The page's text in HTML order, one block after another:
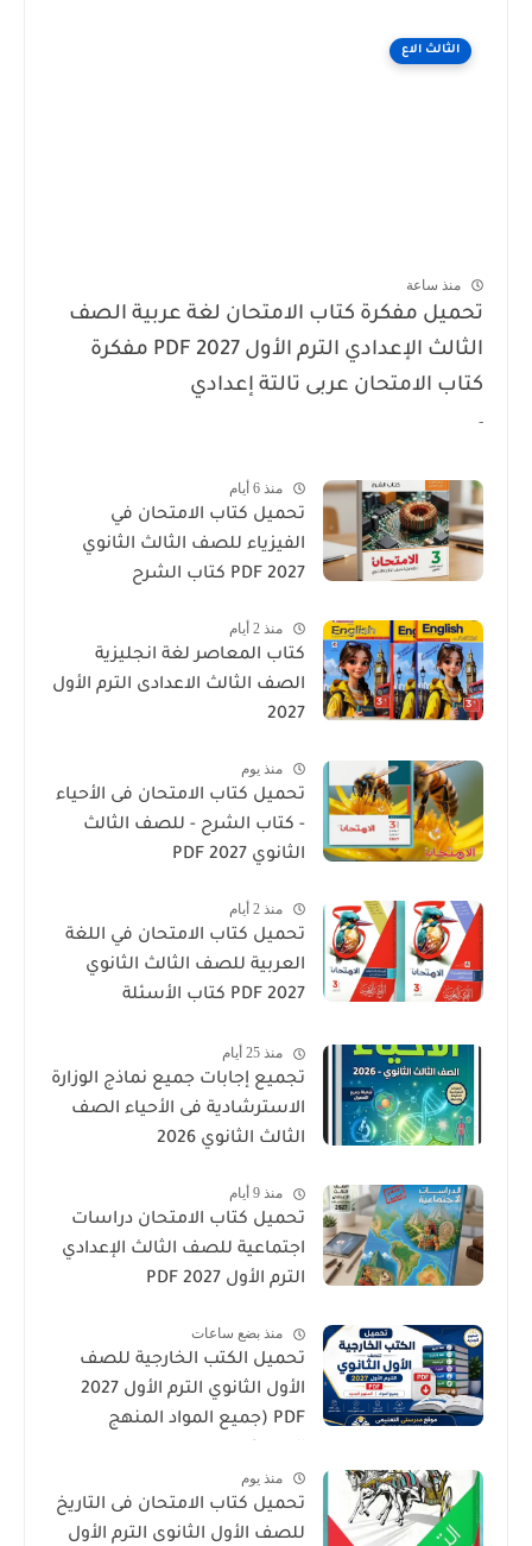
الثالث الاع
منذ ساعة
تحميل مفكرة كتاب الامتحان لغة عربية الصف
الثالث الإعدادي الترم الأول 2027 PDF مفكرة
كتاب الامتحان عربى تالتة إعدادي
-
منذ 6 أيام
تحميل كتاب الامتحان في
الفيزياء للصف الثالث الثانوي
2027 PDF كتاب الشرح
منذ 2 أيام
كتاب المعاصر لغة انجليزية
الصف الثالث الاعدادى الترم الأول
2027
منذ يوم
تحميل كتاب الامتحان فى الأحياء
- كتاب الشرح - للصف الثالث
الثانوي 2027 PDF
منذ 2 أيام
تحميل كتاب الامتحان في اللغة
العربية للصف الثالث الثانوي
2027 PDF كتاب الأسئلة
منذ 25 أيام
تجميع إجابات جميع نماذج الوزارة
الاسترشادية فى الأحياء الصف
الثالث الثانوي 2026
منذ 9 أيام
تحميل كتاب الامتحان دراسات
اجتماعية للصف الثالث الإعدادي
الترم الأول 2027 PDF
منذ بضع ساعات
تحميل الكتب الخارجية للصف
الأول الثانوي الترم الأول 2027
PDF (جميع المواد المنهج
منذ يوم
تحميل كتاب الامتحان فى التاريخ
للصف الأول الثانوى الترم الأول